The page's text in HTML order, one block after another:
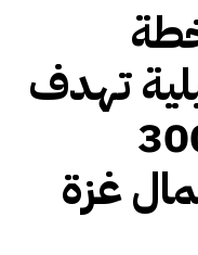
تهدف
غزة